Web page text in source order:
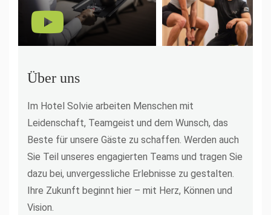
Über uns
Im Hotel Solvie arbeiten Menschen mit
Leidenschaft, Teamgeist und dem Wunsch, das
Beste für unsere Gäste zu schaffen. Werden auch
Sie Teil unseres engagierten Teams und tragen Sie
dazu bei, unvergessliche Erlebnisse zu gestalten.
Ihre Zukunft beginnt hier – mit Herz, Können und
Vision.